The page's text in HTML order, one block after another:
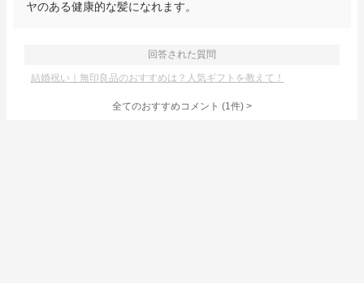
ヤのある健康的な髪になれます。
回答された質問
結婚祝い｜無印良品のおすすめは？人気ギフトを教えて！
全てのおすすめコメント (1件) >